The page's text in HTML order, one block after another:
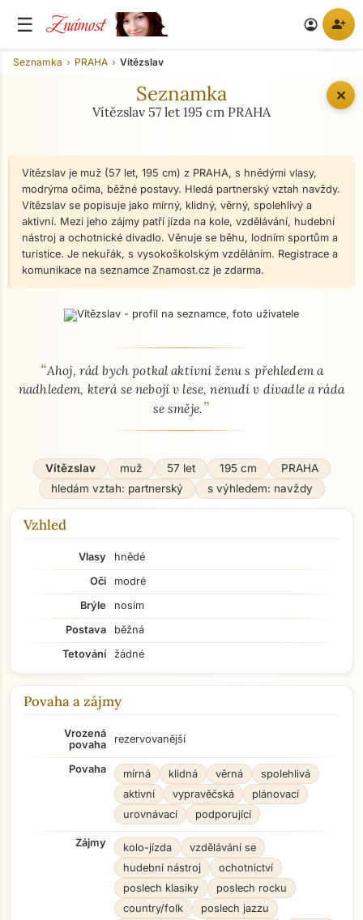
☰ Známost account_circle person_add
✕
Seznamka PRAHA Vítězslav
Seznamka
Vítězslav 57 let 195 cm PRAHA
Vítězslav je muž (57 let, 195 cm) z PRAHA, s hnědými vlasy,
modrýma očima, běžné postavy. Hledá partnerský vztah navždy.
Vítězslav se popisuje jako mírný, klidný, věrný, spolehlivý a
aktivní. Mezi jeho zájmy patří jízda na kole, vzdělávání, hudební
nástroj a ochotnické divadlo. Věnuje se běhu, lodním sportům a
turistice. Je nekuřák, s vysokoškolským vzděláním. Registrace a
komunikace na seznamce Znamost.cz je zdarma.
O mně - seznamka profil
“Ahoj, rád bych potkal aktivní ženu s přehledem a
nadhledem, která se nebojí v lese, nenudí v divadle a ráda
se směje.”
Vítězslav muž 57 let 195 cm
PRAHA
hledám vztah: partnerský
s výhledem: navždy
Vzhled
Vlasy
hnědé
Oči
modré
Brýle
nosím
Postava
běžná
Tetování
žádné
Povaha a zájmy
Vrozená
povaha
rezervovanější
Povaha mírná klidná věrná
spolehlivá
aktivní
vypravěčská
plánovací
urovnávací
podporující
Zájmy kolo-jízda
vzdělávání se
hudební nástroj
ochotnictví
poslech klasiky
poslech rocku
country/folk
poslech jazzu